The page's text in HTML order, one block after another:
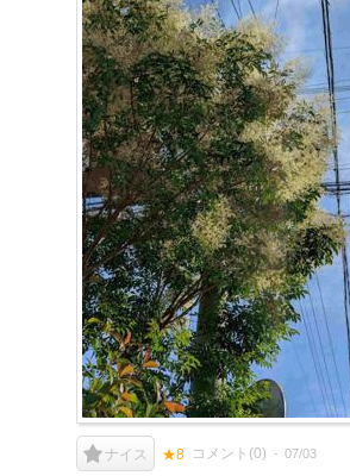
ナイス ★8 コメント(0) 07/03